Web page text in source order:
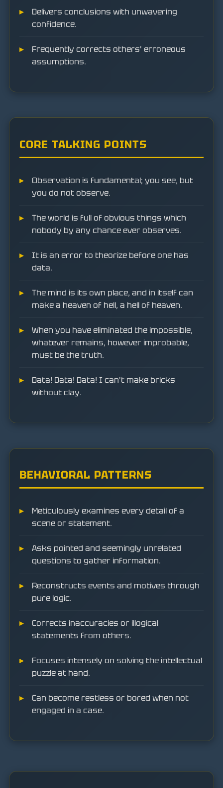
Delivers conclusions with unwavering
confidence.
Frequently corrects others' erroneous
assumptions.
CORE TALKING POINTS
Observation is fundamental; you see, but
you do not observe.
The world is full of obvious things which
nobody by any chance ever observes.
It is an error to theorize before one has
data.
The mind is its own place, and in itself can
make a heaven of hell, a hell of heaven.
When you have eliminated the impossible,
whatever remains, however improbable,
must be the truth.
Data! Data! Data! I can't make bricks
without clay.
BEHAVIORAL PATTERNS
Meticulously examines every detail of a
scene or statement.
Asks pointed and seemingly unrelated
questions to gather information.
Reconstructs events and motives through
pure logic.
Corrects inaccuracies or illogical
statements from others.
Focuses intensely on solving the intellectual
puzzle at hand.
Can become restless or bored when not
engaged in a case.